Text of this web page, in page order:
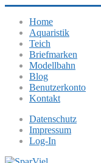
Home
Aquaristik
Teich
Briefmarken
Modellbahn
Blog
Benutzerkonto
Kontakt
Datenschutz
Impressum
Log-In